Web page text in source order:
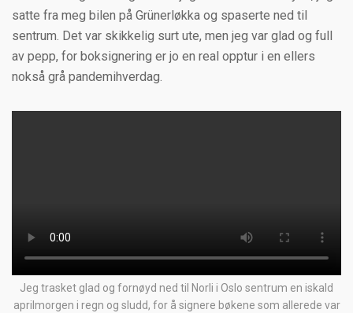
satte fra meg bilen på Grünerløkka og spaserte ned til
sentrum. Det var skikkelig surt ute, men jeg var glad og full
av pepp, for boksignering er jo en real opptur i en ellers
nokså grå pandemihverdag.
Jeg trasket glad og fornøyd ned til Norli i Oslo sentrum en iskald
aprilmorgen i regn og sludd, for å signere bøkene som allerede var